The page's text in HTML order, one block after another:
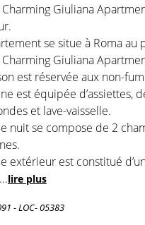
Giuliana
se situe à Roma
Giuliana
est réservée aux non-
est équipée d’assiettes,
et lave-vaisselle.
nuit se compose de 2
extérieur est constitué
...lire plus
- LOC- 05383